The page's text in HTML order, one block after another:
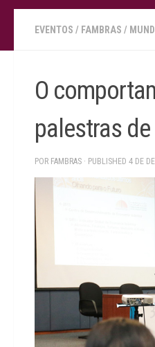
EVENTOS / FAMBRAS /
O
palestras
POR FAMBRAS · PUBLISHED 4 DE